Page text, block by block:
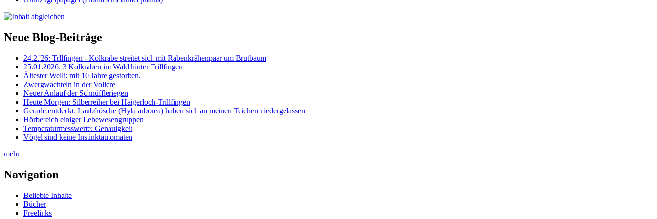
Neue Blog-Beiträge
24.2.'26: Trllfingen - Kolkrabe streitet sich mit Rabenkrähenpaar um Brutbaum
25.01.2026: 3 Kolkraben im Wald hinter Trillfingen
Ältester Welli: mit 10 Jahre gestorben.
Zwergwachteln in der Voliere
Neuer Anlauf der Schnüffleriegen
Heute Morgen: Silberreiher bei Haigerloch-Trillfingen
Gerade entdeckt: Laubfrösche (Hyla arborea) haben sich an meinen Teichen niedergelassen
Hörbereich einiger Lebewesengruppen
Temperaturmesswerte: Genauigkeit
Vögel sind keine Instinktautomaten
mehr
Navigation
Beliebte Inhalte
Bücher
Freelinks